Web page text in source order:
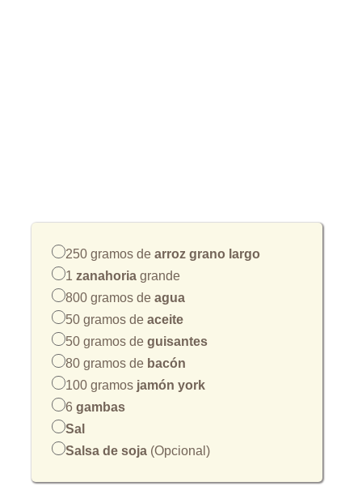
250 gramos de arroz grano largo
1 zanahoria grande
800 gramos de agua
50 gramos de aceite
50 gramos de guisantes
80 gramos de bacón
100 gramos jamón york
6 gambas
Sal
Salsa de soja (Opcional)